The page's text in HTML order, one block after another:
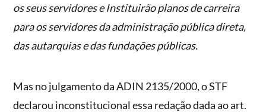
os seus servidores e Instituirão planos de carreira
para os servidores da administração pública direta,
das autarquias e das fundações públicas.
Mas no julgamento da ADIN 2135/2000, o STF
declarou inconstitucional essa redação dada ao art.